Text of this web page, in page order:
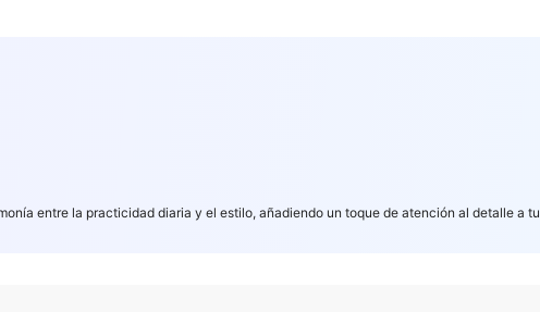
entre la practicidad diaria y el estilo, añadiendo un toque de atención al detalle a